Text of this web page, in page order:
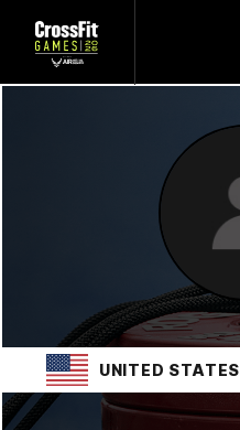
UNITED STATES